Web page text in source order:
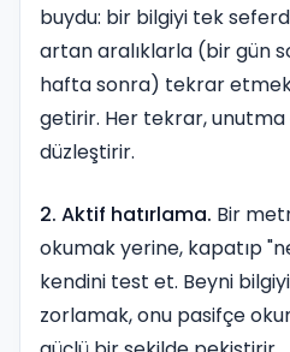
buydu: bir bilgiyi tek
artan aralıklarla (bir gün
hafta sonra) tekrar
getirir. Her tekrar,
düzleştirir.
2. Aktif hatırlama. Bir
okumak yerine, kapatıp
kendini test et. Beyni
zorlamak, onu pasifçe